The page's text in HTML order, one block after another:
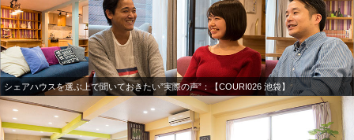
シェアハウスを選ぶ上で聞いておきたい”実際の声”：【COURI026 池袋】